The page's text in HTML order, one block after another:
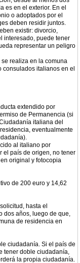
es en el exterior. En el
o adoptados por el
deben residir juntos.
existir: divorcio,
interesado, puede tener
representar un peligro
realiza en la comuna
italianos en el
extendido por
de Permanencia (si
italiana del
eventualmente
al italiano por
el país de origen, no tener
original y fotocopia
de 200 euro y 14,62
hasta el
dos años, luego de que,
de residencia en
ciudadanía. Si el país de
tener doble ciudadanía,
la propia ciudadanía.